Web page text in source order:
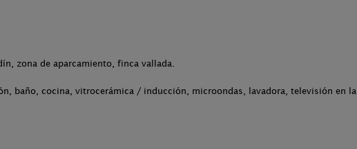
zona de aparcamiento, finca vallada.
baño, cocina, vitrocerámica / inducción, microondas, lavadora, televisión en la